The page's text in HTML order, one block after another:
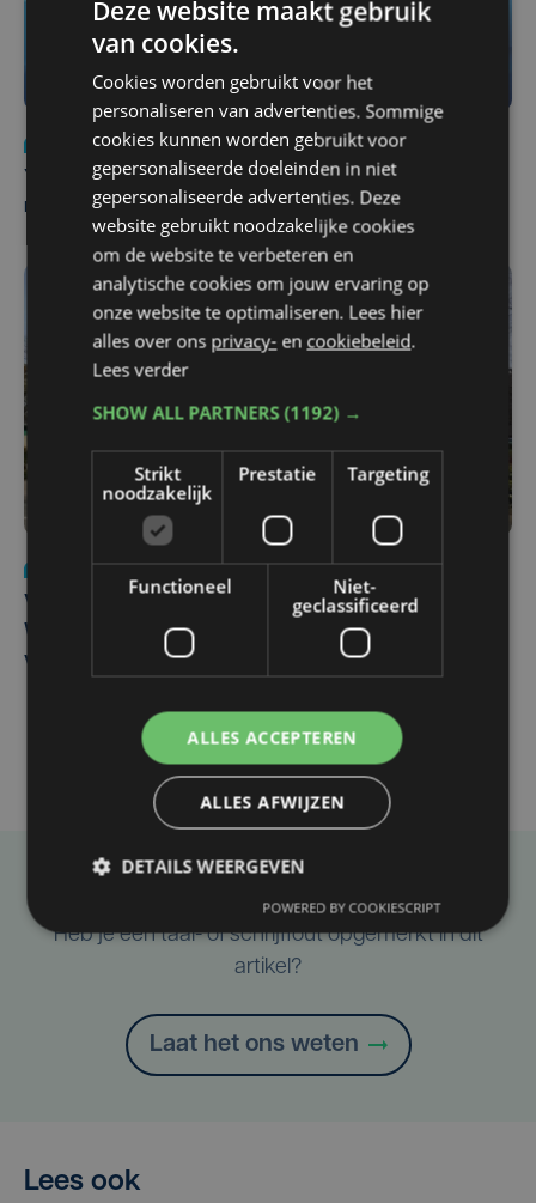
Nieuws
do 6 augustus | 21:30
Yaro (19), slachtoffer van vechtpartij, is na
maandenlange coma overleden
Nieuws
wo 5 augustus | 11:57
Vier Oostendse gynaecologen versterken dienst in AZ
West, dat ook een nieuwe voltijdse gynaecoloog
verwelkomt
Heb je een taal- of schrijffout opgemerkt in dit
artikel?
Laat het ons weten
Lees ook
Deze website maakt gebruik
van cookies.
Cookies worden gebruikt voor het
personaliseren van advertenties. Sommige
cookies kunnen worden gebruikt voor
gepersonaliseerde doeleinden in niet
gepersonaliseerde advertenties. Deze
website gebruikt noodzakelijke cookies
om de website te verbeteren en
analytische cookies om jouw ervaring op
onze website te optimaliseren. Lees hier
alles over ons privacy- en cookiebeleid.
Lees verder
SHOW ALL PARTNERS(1192) →
Strikt
noodzakelijk
Prestatie Targeting
Functioneel
Niet-
geclassificeerd
ALLES ACCEPTEREN
ALLES AFWIJZEN
DETAILS WEERGEVEN
POWERED BY COOKIESCRIPT